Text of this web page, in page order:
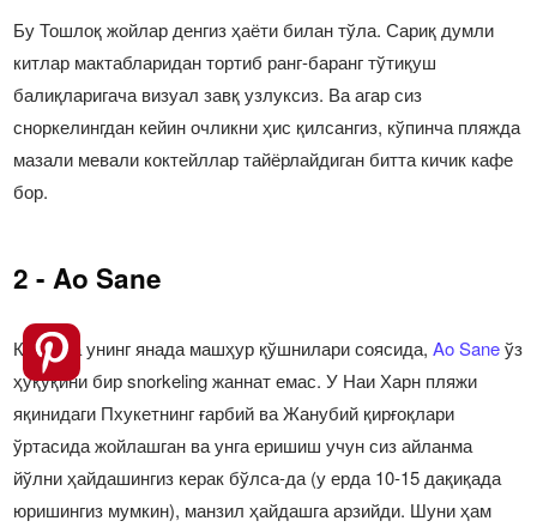
Бу Тошлоқ жойлар денгиз ҳаёти билан тўла. Сариқ думли
китлар мактабларидан тортиб ранг-баранг тўтиқуш
балиқларигача визуал завқ узлуксиз. Ва агар сиз
сноркелингдан кейин очликни ҳис қилсангиз, кўпинча пляжда
мазали мевали коктейллар тайёрлайдиган битта кичик кафе
бор.
2 - Ao Sane
Кўпинча унинг янада машҳур қўшнилари соясида, Ao Saneўз
ҳуқуқини бир snorkeling жаннат емас. У Наи Харн пляжи
яқинидаги Пхукетнинг ғарбий ва Жанубий қирғоқлари
ўртасида жойлашган ва унга еришиш учун сиз айланма
йўлни ҳайдашингиз керак бўлса-да (у ерда 10-15 дақиқада
юришингиз мумкин), манзил ҳайдашга арзийди. Шуни ҳам